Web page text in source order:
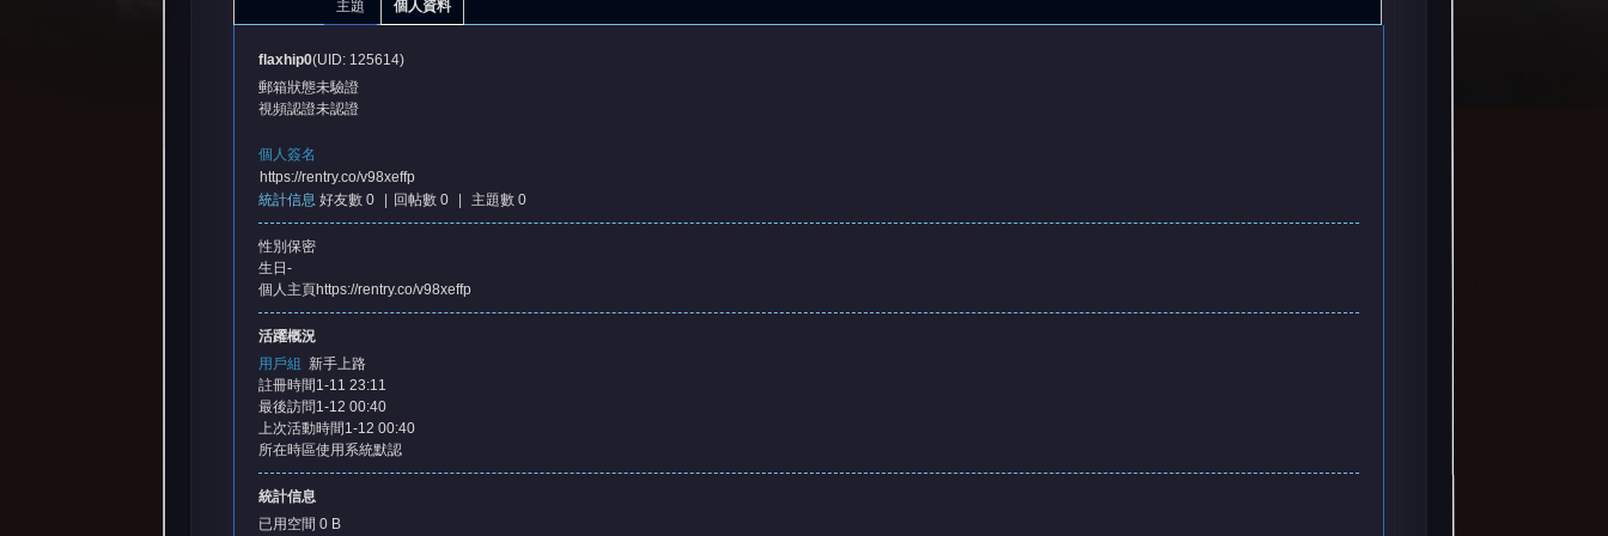
主題 個人資料
flaxhip0(UID: 125614)
郵箱狀態未驗證
視頻認證未認證
個人簽名
https://rentry.co/v98xeffp
統計信息 好友數 0 回帖數 0 主題數 0
性別 保密
生日 -
個人主頁https://rentry.co/v98xeffp
活躍概況
用戶組
新手上路
註冊時間 1-11 23:11
最後訪問1-12 00:40
上次活動時間 1-12 00:40
所在時區使用系統默認
統計信息
已用空間 0 B